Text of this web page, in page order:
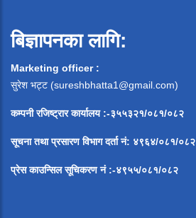
बिज्ञापनका लागि:
Marketing officer :
सुरेश भट्ट (sureshbhatta1@gmail.com)
कम्पनी रजिष्ट्रार कार्यालय :-३५५३२१/०८१/०८२
सूचना तथा प्रसारण विभाग दर्ता नं: ४९६४/०८१/०८२
प्रेस काउन्सिल सूचिकरण नं:-४९५५/०८१/०८२